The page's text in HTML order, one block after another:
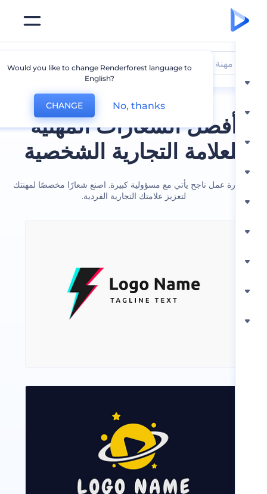
الشعارات المهنية
التجارية الشخصية
عمل ناجح يأتي مع مسؤولية كبيرة. اصنع شعارًا مخصصًا لمهنتك
لتعزيز علامتك التجارية الفردية.
Would you like to change Renderforest language to
CHANGE No, thanks